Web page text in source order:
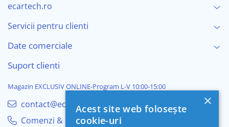
ecartech.ro
Servicii pentru clienti
Date comerciale
Suport clienti
Magazin EXCLUSIV ONLINE-Program L-V 10:00-15:00
contact@ecartech.ro
Comenzi & Suport
×
Acest site web folosește
cookie-uri